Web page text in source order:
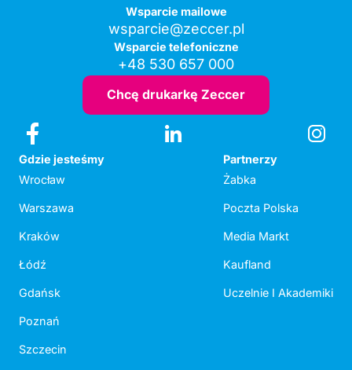
Wsparcie mailowe
wsparcie@zeccer.pl
Wsparcie telefoniczne
+48 530 657 000
Chcę drukarkę Zeccer
Gdzie jesteśmy
Wrocław
Warszawa
Kraków
Łódź
Gdańsk
Poznań
Szczecin
Partnerzy
Żabka
Poczta Polska
Media Markt
Kaufland
Uczelnie I Akademiki